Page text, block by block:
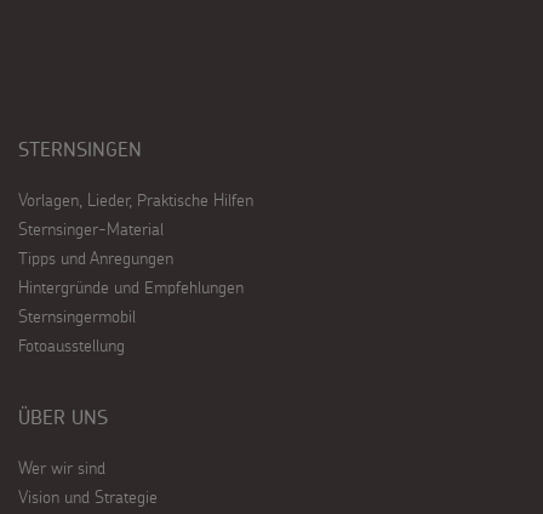
STERNSINGEN
Vorlagen, Lieder, Praktische Hilfen
Sternsinger-Material
Tipps und Anregungen
Hintergründe und Empfehlungen
Sternsingermobil
Fotoausstellung
ÜBER UNS
Wer wir sind
Vision und Strategie